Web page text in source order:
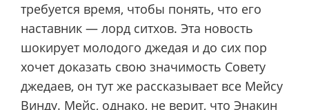
требуется время, чтобы понять, что его
наставник — лорд ситхов. Эта новость
шокирует молодого джедая и до сих пор
хочет доказать свою значимость Совету
джедаев, он тут же рассказывает все Мейсу
Винду. Мейс, однако, не верит, что Энакин